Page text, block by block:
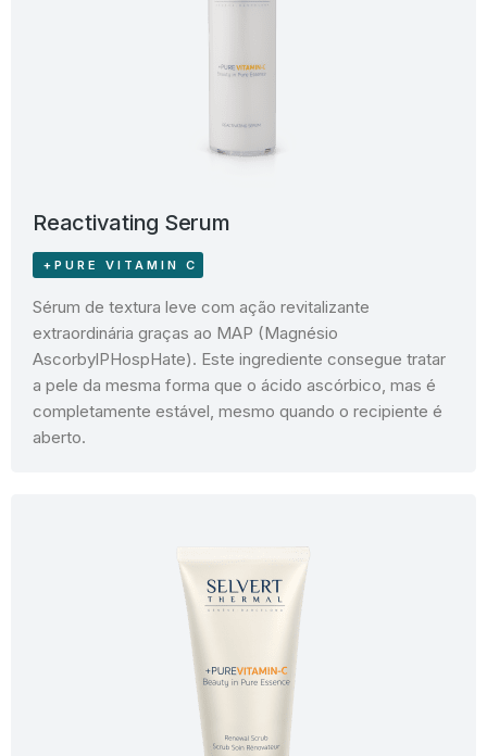
Reactivating Serum
+PURE VITAMIN C
Sérum de textura leve com ação revitalizante
extraordinária graças ao MAP (Magnésio
AscorbylPHospHate). Este ingrediente consegue tratar
a pele da mesma forma que o ácido ascórbico, mas é
completamente estável, mesmo quando o recipiente é
aberto.